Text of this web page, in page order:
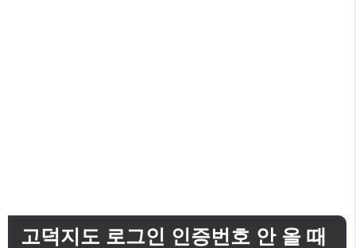
고덕지도 로그인 인증번호 안 올 때